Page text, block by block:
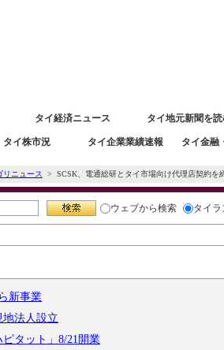
タイ経済ニュース タイ地元新聞を
タイ株市況 タイ企業業績速報 タイ金融
リニュース > SCSK、電通総研とタイ市場向け代理店契約を
ウェブから検索 タイ
新事業
法人設立
タット」8/21開業